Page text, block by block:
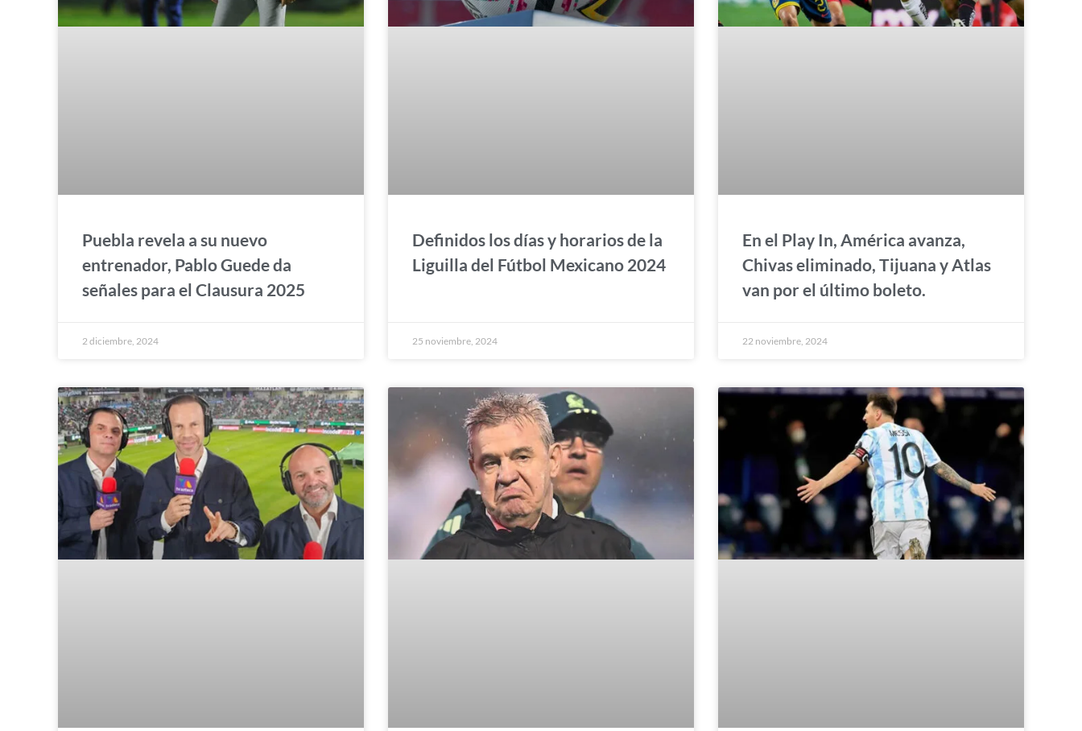
Puebla revela a su nuevo
entrenador, Pablo Guede da
señales para el Clausura 2025
2 diciembre, 2024
Definidos los días y horarios de la
Liguilla del Fútbol Mexicano 2024
25 noviembre, 2024
En el Play In, América avanza,
Chivas eliminado, Tijuana y Atlas
van por el último boleto.
22 noviembre, 2024